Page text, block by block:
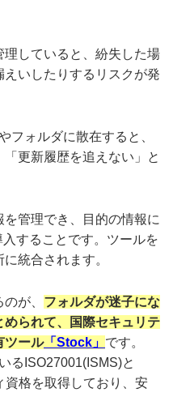
していると、紛失した場
いしたりするリスクが発
フォルダに散在すると、
「更新履歴を追えない」と
管理でき、目的の情報に
することです。ツールを
統合されます。
が、 フォルダが迷子にな
られて、国際セキュリテ
ツール「Stock」 です。
るISO27001(ISMS)と
資格を取得しており、安